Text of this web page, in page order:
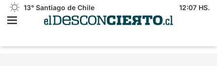
13° Santiago de Chile 12:07 HS.